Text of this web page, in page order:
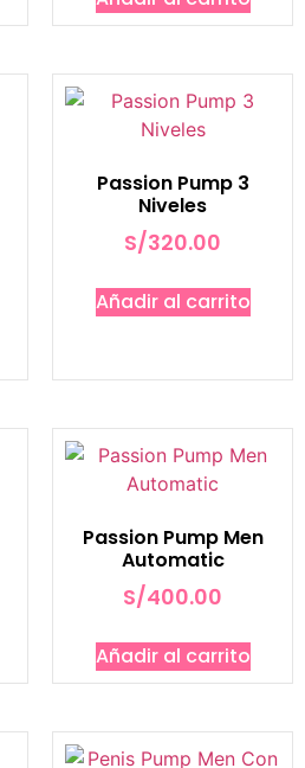
Passion Pump 3
Niveles
S/320.00
Añadir al carrito
Passion Pump Men
Automatic
S/400.00
Añadir al carrito